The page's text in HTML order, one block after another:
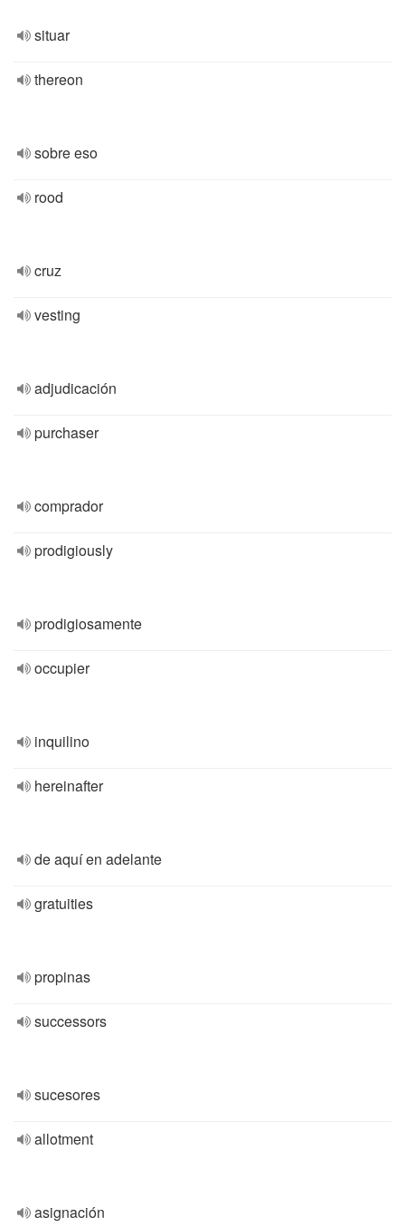
situar
thereon
sobre eso
rood
cruz
vesting
adjudicación
purchaser
comprador
prodigiously
prodigiosamente
occupier
inquilino
hereinafter
de aquí en adelante
gratuities
propinas
successors
sucesores
allotment
asignación